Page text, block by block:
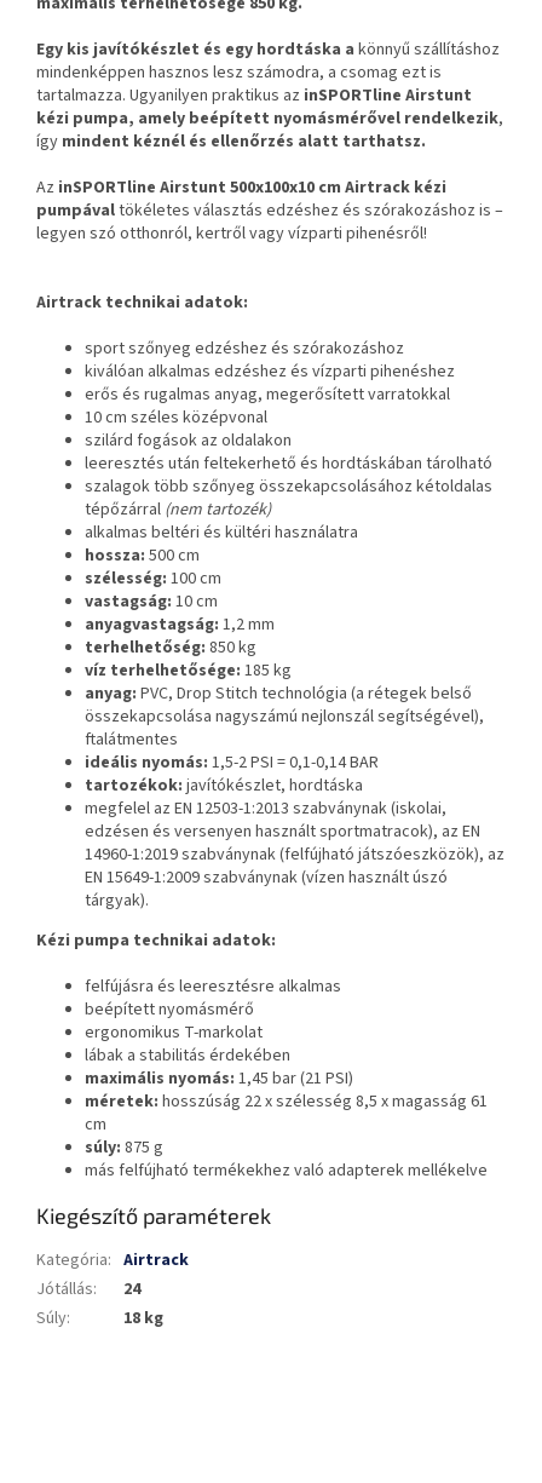
Egy kis javítókészlet és egy hordtáska a könnyű szállításhoz
mindenképpen hasznos lesz számodra, a csomag ezt is
tartalmazza. Ugyanilyen praktikus az inSPORTline Airstunt
kézi pumpa, amely beépített nyomásmérővel rendelkezik,
így mindent kéznél és ellenőrzés alatt tarthatsz.
Az inSPORTline Airstunt 500x100x10 cm Airtrack kézi
pumpávaltökéletes választás edzéshez és szórakozáshoz is –
legyen szó otthonról, kertről vagy vízparti pihenésről!
Airtrack technikai adatok:
sport szőnyeg edzéshez és szórakozáshoz
kiválóan alkalmas edzéshez és vízparti pihenéshez
erős és rugalmas anyag, megerősített varratokkal
10 cm széles középvonal
szilárd fogások az oldalakon
leeresztés után feltekerhető és hordtáskában tárolható
szalagok több szőnyeg összekapcsolásához kétoldalas
tépőzárral (nem tartozék)
alkalmas beltéri és kültéri használatra
hossza: 500 cm
szélesség: 100 cm
vastagság: 10 cm
anyagvastagság: 1,2 mm
terhelhetőség: 850 kg
víz terhelhetősége: 185 kg
anyag: PVC, Drop Stitch technológia (a rétegek belső
összekapcsolása nagyszámú nejlonszál segítségével),
ftalátmentes
ideális nyomás: 1,5-2 PSI = 0,1-0,14 BAR
tartozékok: javítókészlet, hordtáska
megfelel az EN 12503-1:2013 szabványnak (iskolai,
edzésen és versenyen használt sportmatracok), az EN
14960-1:2019 szabványnak (felfújható játszóeszközök), az
EN 15649-1:2009 szabványnak (vízen használt úszó
tárgyak).
Kézi pumpa technikai adatok:
felfújásra és leeresztésre alkalmas
beépített nyomásmérő
ergonomikus T-markolat
lábak a stabilitás érdekében
maximális nyomás: 1,45 bar (21 PSI)
méretek: hosszúság 22 x szélesség 8,5 x magasság 61
cm
súly: 875 g
más felfújható termékekhez való adapterek mellékelve
Kiegészítő paraméterek
Kategória: Airtrack
Jótállás:
24
Súly: 18 kg